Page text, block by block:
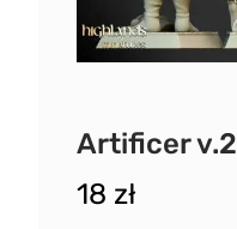
Artificer v.2
18 zł